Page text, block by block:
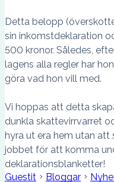
Detta belopp
sin inkomstdeklaration
500 kronor. Således,
lagens alla regler har
göra vad hon vill med.
Vi hoppas att detta
dunkla skattevirrvarret
hyra ut era hem utan
jobbet för att komma
deklarationsblanketter!
Guestit
Bloggar